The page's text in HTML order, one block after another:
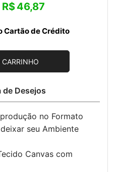
R$46,87
Cartão de Crédito
de Desejos
no Formato
seu Ambiente
Canvas com